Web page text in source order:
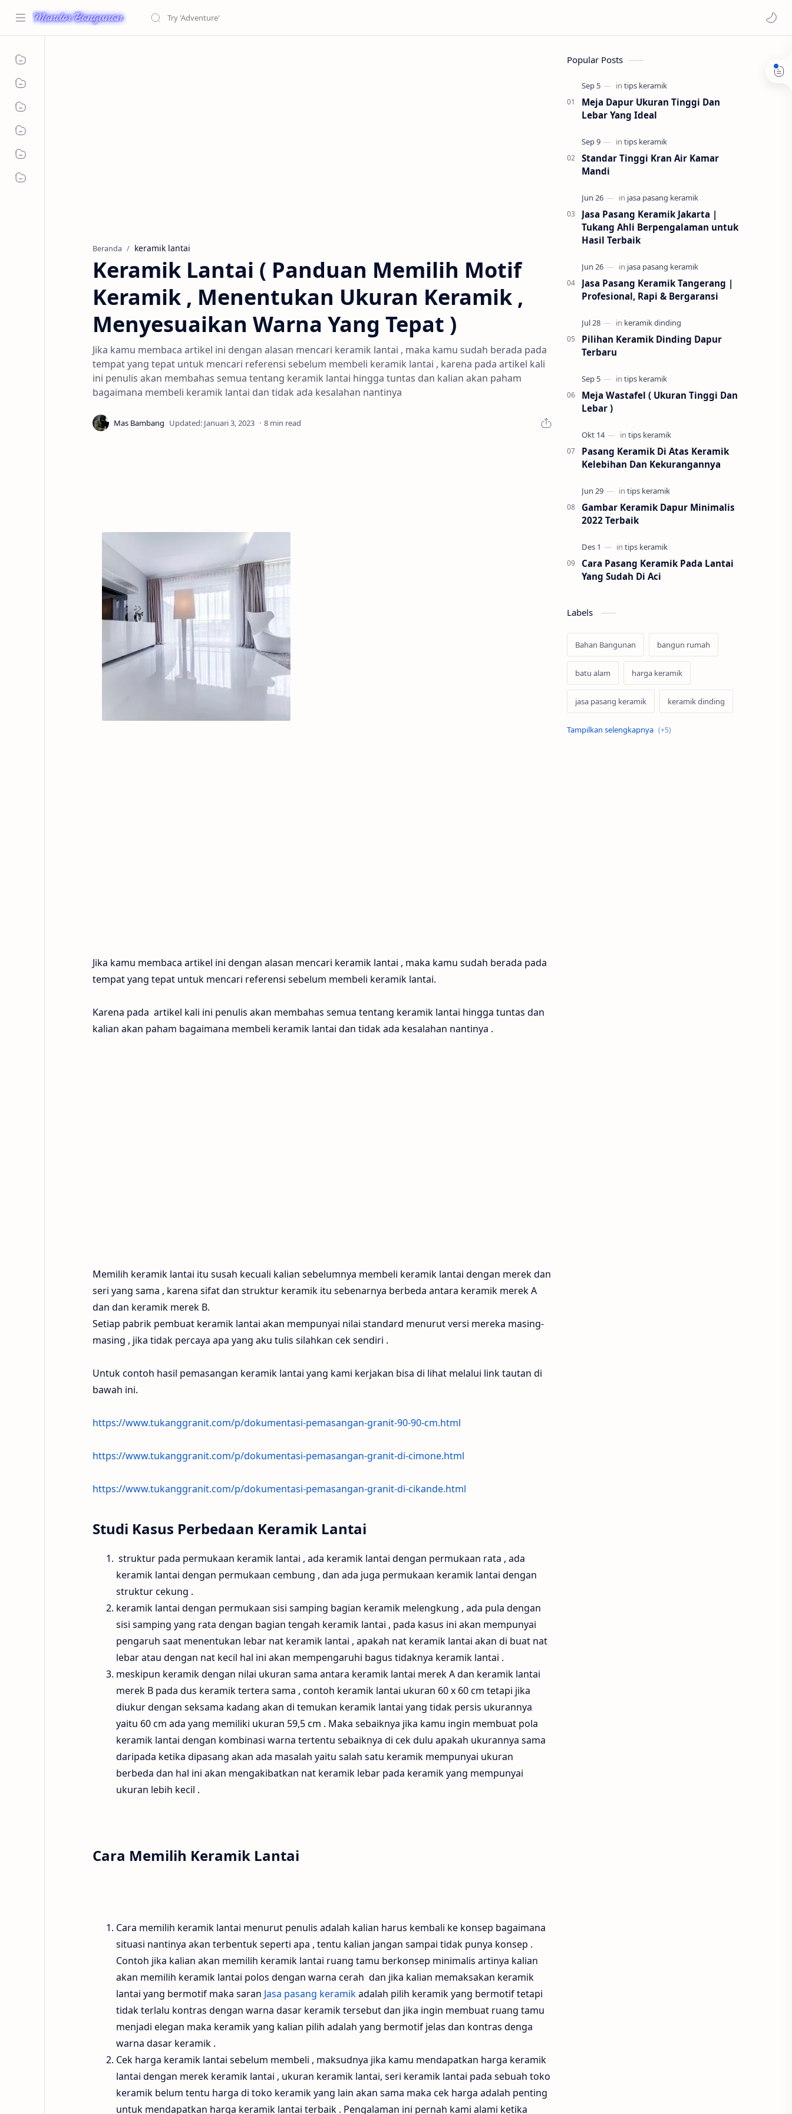
Beranda keramik lantai
Keramik Lantai ( Panduan Memilih Motif
Keramik , Menentukan Ukuran Keramik ,
Menyesuaikan Warna Yang Tepat )
Jika kamu membaca artikel ini dengan alasan mencari keramik lantai , maka kamu sudah berada pada
tempat yang tepat untuk mencari referensi sebelum membeli keramik lantai , karena pada artikel kali
ini penulis akan membahas semua tentang keramik lantai hingga tuntas dan kalian akan paham
bagaimana membeli keramik lantai dan tidak ada kesalahan nantinya
8 min read
Jika kamu membaca artikel ini dengan alasan mencari keramik lantai , maka kamu sudah berada pada
tempat yang tepat untuk mencari referensi sebelum membeli keramik lantai.
Karena pada artikel kali ini penulis akan membahas semua tentang keramik lantai hingga tuntas dan
kalian akan paham bagaimana membeli keramik lantai dan tidak ada kesalahan nantinya .
Memilih keramik lantai itu susah kecuali kalian sebelumnya membeli keramik lantai dengan merek dan
seri yang sama , karena sifat dan struktur keramik itu sebenarnya berbeda antara keramik merek A
dan dan keramik merek B.
Setiap pabrik pembuat keramik lantai akan mempunyai nilai standard menurut versi mereka masing-
masing , jika tidak percaya apa yang aku tulis silahkan cek sendiri .
Untuk contoh hasil pemasangan keramik lantai yang kami kerjakan bisa di lihat melalui link tautan di
bawah ini.
https://www.tukanggranit.com/p/dokumentasi-pemasangan-granit-90-90-cm.html
https://www.tukanggranit.com/p/dokumentasi-pemasangan-granit-di-cimone.html
https://www.tukanggranit.com/p/dokumentasi-pemasangan-granit-di-cikande.html
Studi Kasus Perbedaan Keramik Lantai
struktur pada permukaan keramik lantai , ada keramik lantai dengan permukaan rata , ada
keramik lantai dengan permukaan cembung , dan ada juga permukaan keramik lantai dengan
struktur cekung .
keramik lantai dengan permukaan sisi samping bagian keramik melengkung , ada pula dengan
sisi samping yang rata dengan bagian tengah keramik lantai , pada kasus ini akan mempunyai
pengaruh saat menentukan lebar nat keramik lantai , apakah nat keramik lantai akan di buat nat
lebar atau dengan nat kecil hal ini akan mempengaruhi bagus tidaknya keramik lantai .
meskipun keramik dengan nilai ukuran sama antara keramik lantai merek A dan keramik lantai
merek B pada dus keramik tertera sama , contoh keramik lantai ukuran 60 x 60 cm tetapi jika
diukur dengan seksama kadang akan di temukan keramik lantai yang tidak persis ukurannya
yaitu 60 cm ada yang memiliki ukuran 59,5 cm . Maka sebaiknya jika kamu ingin membuat pola
keramik lantai dengan kombinasi warna tertentu sebaiknya di cek dulu apakah ukurannya sama
daripada ketika dipasang akan ada masalah yaitu salah satu keramik mempunyai ukuran
berbeda dan hal ini akan mengakibatkan nat keramik lebar pada keramik yang mempunyai
ukuran lebih kecil .
Cara Memilih Keramik Lantai
Cara memilih keramik lantai menurut penulis adalah kalian harus kembali ke konsep bagaimana
situasi nantinya akan terbentuk seperti apa , tentu kalian jangan sampai tidak punya konsep .
Contoh jika kalian akan memilih keramik lantai ruang tamu berkonsep minimalis artinya kalian
akan memilih keramik lantai polos dengan warna cerah dan jika kalian memaksakan keramik
lantai yang bermotif maka saran Jasa pasang keramikadalah pilih keramik yang bermotif tetapi
tidak terlalu kontras dengan warna dasar keramik tersebut dan jika ingin membuat ruang tamu
menjadi elegan maka keramik yang kalian pilih adalah yang bermotif jelas dan kontras denga
warna dasar keramik .
Cek harga keramik lantai sebelum membeli , maksudnya jika kamu mendapatkan harga keramik
lantai dengan merek keramik lantai , ukuran keramik lantai, seri keramik lantai pada sebuah toko
keramik belum tentu harga di toko keramik yang lain akan sama maka cek harga adalah penting
untuk mendapatkan harga keramik lantai terbaik . Pengalaman ini pernah kami alami ketika
Popular Posts
Meja Dapur Ukuran Tinggi Dan
Lebar Yang Ideal
Standar Tinggi Kran Air Kamar
Mandi
Jasa Pasang Keramik Jakarta |
Tukang Ahli Berpengalaman untuk
Hasil Terbaik
Jasa Pasang Keramik Tangerang |
Profesional, Rapi & Bergaransi
Pilihan Keramik Dinding Dapur
Terbaru
Meja Wastafel ( Ukuran Tinggi Dan
Lebar )
Pasang Keramik Di Atas Keramik
Kelebihan Dan Kekurangannya
Gambar Keramik Dapur Minimalis
2022 Terbaik
Cara Pasang Keramik Pada Lantai
Yang Sudah Di Aci
Labels
Bahan Bangunan bangun rumah
batu alam harga keramik
jasa pasang keramik keramik dinding
keramik lantai konstruksi baja